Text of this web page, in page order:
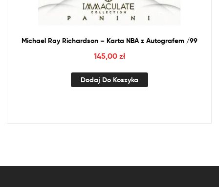
Michael Ray Richardson – Karta NBA zAutografem /99
145,00 zł
Dodaj Do Koszyka